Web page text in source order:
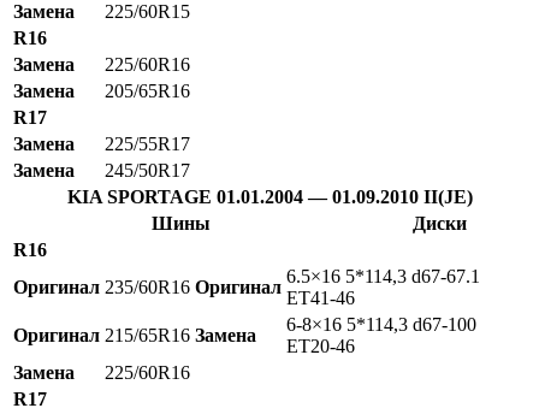
Замена
225/60R15
R16
Замена
225/60R16
Замена
205/65R16
R17
Замена
225/55R17
Замена
245/50R17
KIA SPORTAGE 01.01.2004 — 01.09.2010 II(JE)
Шины
Диски
R16
Оригинал 235/60R16 Оригинал
6.5×16 5*114,3 d67-67.1
ET41-46
Оригинал 215/65R16 Замена
6-8×16 5*114,3 d67-100
ET20-46
Замена
225/60R16
R17